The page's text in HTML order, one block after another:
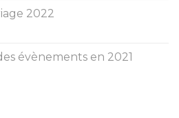
2022
évènements en 2021